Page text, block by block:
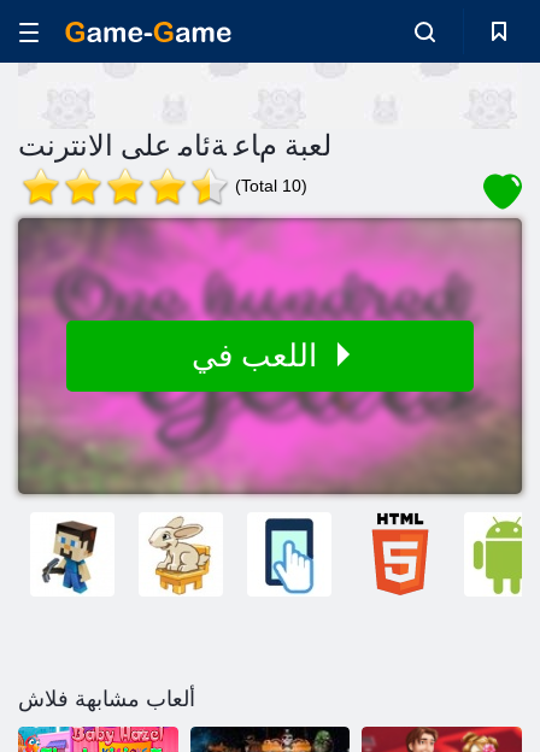
لعبة ﻡﺎﻋ ﺔﺋﺎﻣ على الانترنت
(Total 10)
ألعاب مشابهة فلاش